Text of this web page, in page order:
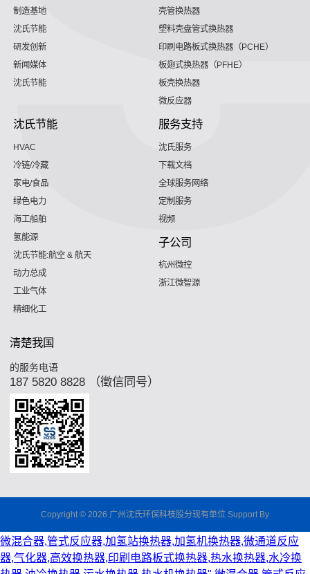
制造基地
沈氏节能
研发创新
新闻媒体
沈氏节能
壳管换热器
塑料壳盘管式换热器
印刷电路板式换热器（PCHE）
板翅式换热器（PFHE）
板壳换热器
微反应器
沈氏节能
HVAC
冷链/冷藏
家电/食品
绿色电力
海工船舶
氢能源
沈氏节能:航空 & 航天
动力总成
工业气体
精细化工
服务支持
沈氏服务
下载文档
全球服务网络
定制服务
视频
子公司
杭州微控
浙江微智源
清楚我国
的服务电语
187 5820 8828 （徵信同号）
Copyright © 2026 广州沈氏环保科枝股分现有单位 Support By
微混合器,管式反应器,加氢站换热器,加氢机换热器,微通道反应
器,气化器,高效换热器,印刷电路板式换热器,热水换热器,水冷换